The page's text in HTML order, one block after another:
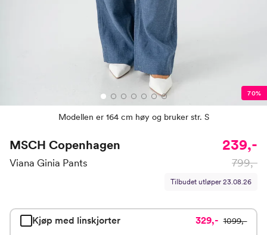
70%
Modellen er 164 cm høy og bruker str. S
MSCH Copenhagen
Viana Ginia Pants
239,-
799,-
Tilbudet utløper 23.08.26
Kjøp med linskjorter 329,- 1099,-